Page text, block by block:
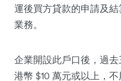
運後買方貸款的申請及
業務。
企業開設此戶口後，過
港幣 $10 萬元或以上，